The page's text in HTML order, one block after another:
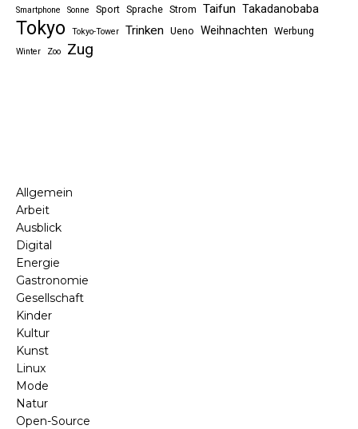
Smartphone Sonne Sport Sprache Strom Taifun Takadanobaba
Tokyo Tokyo-Tower Trinken Ueno Weihnachten Werbung
Winter Zoo Zug
Allgemein
Arbeit
Ausblick
Digital
Energie
Gastronomie
Gesellschaft
Kinder
Kultur
Kunst
Linux
Mode
Natur
Open-Source